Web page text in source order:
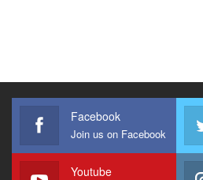
Facebook
Join us on Facebook
Youtube